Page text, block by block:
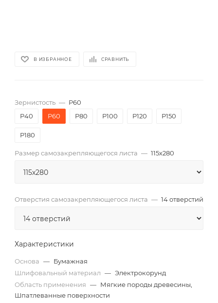
В ИЗБРАННОЕ СРАВНИТЬ
Зернистость — P60
P40
P60 P80 P100 P120 P150
P180
Размер самозакрепляющегося листа — 115х280
Отверстия самозакрепляющегося листа — 14 отверстий
Характеристики
Основа — Бумажная
Шлифовальный материал — Электрокорунд
Область применения — Мягкие породы древесины,
Шпатлеванные поверхности